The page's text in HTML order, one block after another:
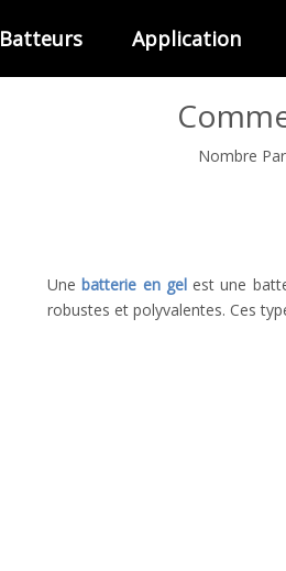
Batteurs Application
Nombre
Unebatterie en gel est une
robustes et polyvalentes. Ces